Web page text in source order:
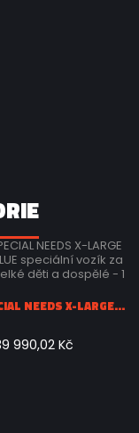
NEEDS X-LARGE...
990,02 Kč